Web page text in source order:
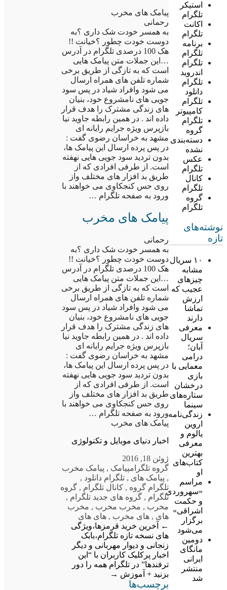
استیکر
تلگرام
اکانت
تلگرام
برنامه
تلگرام
تلگرام
اندروید
تلگرام
دانلود
تلگرام
کامپیوتر
تلگرام
گروه
دسته‌بندی
نشده
عکس
تلگرام
کانال
تلگرام
گروه
تلگرام
نوشته‌های
تازه
۱۰ سریال
مشابه
چیزهای
عجیب که
ارزش
تماشا
دارند
معرفی
سریال
آبان؛
درامی
معمایی با
بازی
درخشان
ستاره‌های
سینما
زندگی‌نامه
اروین
یالوم و
معرفی
بهترین
کتاب‌های
او
مراسم
«سهروردی
و حکمت
اشراقی»
برگزار
می‌شود
دومین
مانگای
ایرانی
منتشر
شد
پیامک های مخرب
رحمانی
به همسر خودت شک داری ؟به
دوست خودت چطور ؟خیانت !!
هک 100 درصدی تلگرام در آدرس
…این جملات متن پیامک هایی
است که به تازگی از طریق برخی
شماره تلفن های همراه ارسال
می شود وافراد شیاد در پس سود
جویی های نامشروع خود، بنیان
های زندگی مشترک را هدف قرار
داده اند . در همین رابطه جاوید نیا
بازپرس ویژه جرایم رایانه ای
مشهد به خراسان رضوی گفت :
در پس پرده ارسال این پیامک ها،
بدون تردید سود جویی هایی نهفته
است. از طرفی افرادی که از
طریق بد افزار های مختلف واز
روی حس کنجکاوی می خواهند با
ورود به صفحه تلگرام …
پیامک های مخرب
رحمانی
به همسر خودت شک داری ؟به
دوست خودت چطور ؟خیانت !!
هک 100 درصدی تلگرام در آدرس
…این جملات متن پیامک هایی
است که به تازگی از طریق برخی
شماره تلفن های همراه ارسال
می شود وافراد شیاد در پس سود
جویی های نامشروع خود، بنیان
های زندگی مشترک را هدف قرار
داده اند . در همین رابطه جاوید نیا
بازپرس ویژه جرایم رایانه ای
مشهد به خراسان رضوی گفت :
در پس پرده ارسال این پیامک ها،
بدون تردید سود جویی هایی نهفته
است. از طرفی افرادی که از
طریق بد افزار های مختلف واز
روی حس کنجکاوی می خواهند با
ورود به صفحه تلگرام …
پیامک های مخرب
اخبار دنیای موبایل و تکنولوژی
ژوئن 18, 2016
گروه تلگرامپیامک , پیامک مخرب
, پیامک های , تلگرام دانلود ,
تلگرام گروه , کانال تلگرام , گروه
تلگرام , گروه های جدید تلگرام ,
مخرب , مخرب مخرب , مخرب
های , های مخرب , های های
←
آخرین خرید قرمزها،ویژگی
های نسخه تازه تلگرام،بابک
زنجانی و دیوار مهربانی و دیگر
اخبار پرکلیک کاربران با “این
ترفندها” در تلگرام همه را دور
بزنید + آموزش →
برچسب‌ها